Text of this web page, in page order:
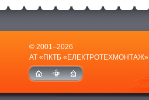
© 2001–2026
АТ «ПКТБ «ЕЛЕКТРОТЕХМОНТАЖ»